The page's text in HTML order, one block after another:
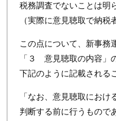
税務調査でないことは明
（実際に意見聴取で納税
この点について、新事務
「３ 意見聴取の内容」
下記のように記載される
「なお、意見聴取にお
判断する前に行うもので